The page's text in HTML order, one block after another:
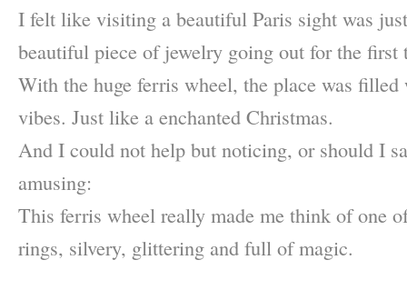
I felt like visiting a beautiful Paris sight was
beautiful piece of jewelry going out for the first
With the huge ferris wheel, the place was filled
vibes. Just like a enchanted Christmas.
And I could not help but noticing, or should I
amusing:
This ferris wheel really made me think of one
rings, silvery, glittering and full of magic.